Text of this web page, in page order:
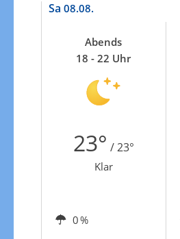
Sa 08.08.
Abends
18 - 22 Uhr
23° / 23°
Klar
0 %
Zur